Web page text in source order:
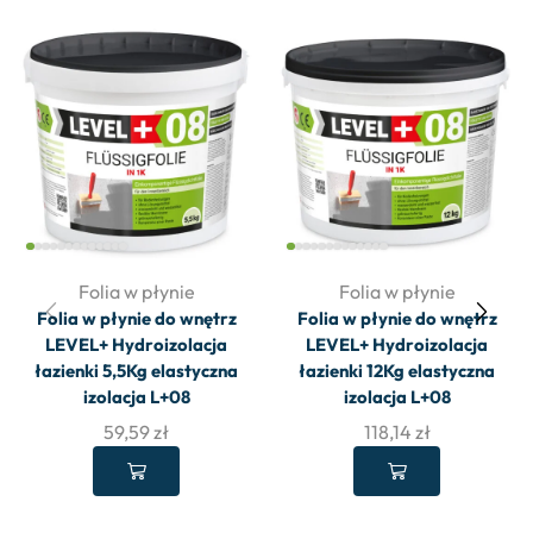
Folia w płynie
Folia w płynie do wnętrz
LEVEL+ Hydroizolacja
łazienki 5,5Kg elastyczna
izolacja L+08
59,59zł
Folia w płynie
Folia w płynie do wnętrz
LEVEL+ Hydroizolacja
łazienki 12Kg elastyczna
izolacja L+08
118,14 zł